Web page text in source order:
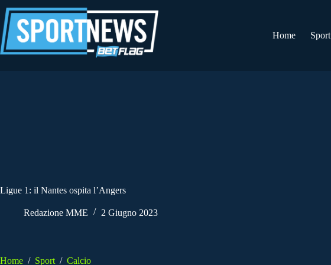
al
contenuto
Home
Sport
Ligue 1: il Nantes ospita l’Angers
Redazione MME 2 Giugno 2023
Home / Sport / Calcio